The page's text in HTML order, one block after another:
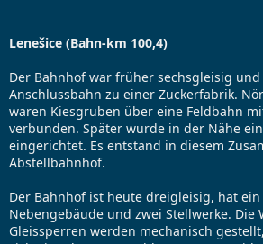
Lenešice (Bahn-km 100,4)
Der Bahnhof war früher sechsgleisig
Anschlussbahn zu einer Zuckerfabrik.
waren Kiesgruben über eine Feldbahn
verbunden. Später wurde in der Nähe
eingerichtet. Es entstand in diesem
Abstellbahnhof.
Der Bahnhof ist heute dreigleisig, hat ein
Nebengebäude und zwei Stellwerke. Die
Gleissperren werden mechanisch